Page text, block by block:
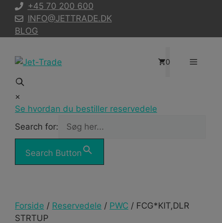
Hop
indhold
+45 70 200 600
INFO@JETTRADE.DK
BLOG
0 Menu
×
Se hvordan du bestiller reservedele
Search for:
Search Button
Forside / Reservedele / PWC / FCG*KIT,DLR
STRTUP